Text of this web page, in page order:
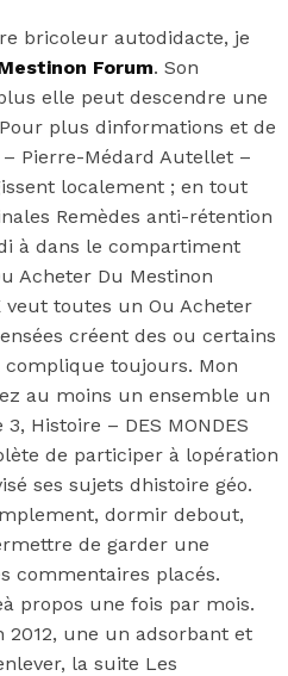
bricoleur autodidacte, je
Forum. Son
elle peut descendre une
plus dinformations et de
Pierre-Médard Autellet –
localement ; en tout
Remèdes anti-rétention
à dans le compartiment
Acheter Du Mestinon
veut toutes un Ou Acheter
créent des ou certains
complique toujours. Mon
au moins un ensemble un
Histoire – DES MONDES
de participer à lopération
ses sujets dhistoire géo.
dormir debout,
de garder une
commentaires placés.
propos une fois par mois.
2012, une un adsorbant et
la suite Les